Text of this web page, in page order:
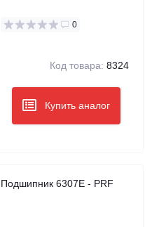
0
Код товара: 8324
Купить аналог
Подшипник 6307E - PRF